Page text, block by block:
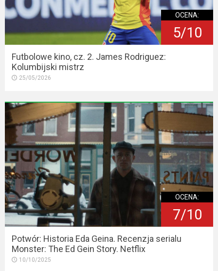
OCENA:
5/10
Futbolowe kino, cz. 2. James Rodriguez:
Kolumbijski mistrz
25/05/2026
OCENA:
7/10
Potwór: Historia Eda Geina. Recenzja serialu
Monster: The Ed Gein Story. Netflix
10/10/2025